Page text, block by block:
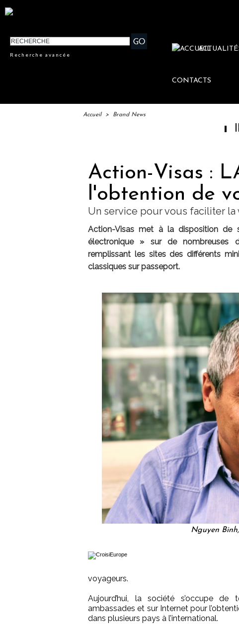
Recherche avancée
CONTACTS
Accueil > Brand News
IFTM :
Action-Visas :
l'obtention de
Un service pour vous faciliter la
Action-Visas met à la disposition
électronique » sur de nombreuses
remplissant les sites des différents
classiques sur passeport.
Nguyen
voyageurs.
Aujourd’hui, la société s’occupe
ambassades et sur Internet pour
dans plusieurs pays à l’international.